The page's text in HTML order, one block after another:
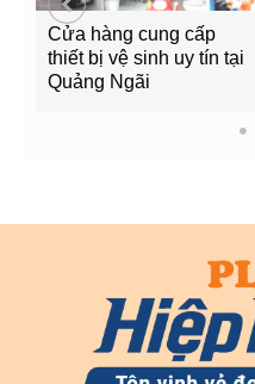
Cửa hàng cung cấp
thiết bị vệ sinh uy tín tại
Quảng Ngãi
1